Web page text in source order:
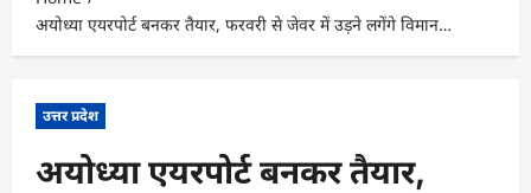
अयोध्या एयरपोर्ट बनकर तैयार, फरवरी से जेवर में उड़ने लगेंगे विमान…
उत्तर प्रदेश
अयोध्या एयरपोर्ट बनकर तैयार,